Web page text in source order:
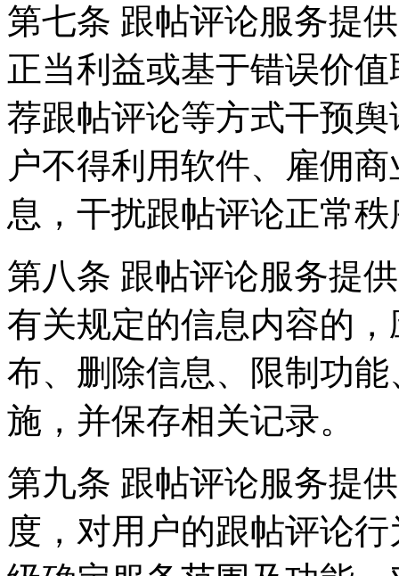
第七条 跟帖评论服务提
正当利益或基于错误价
荐跟帖评论等方式干预
户不得利用软件、雇佣
息，干扰跟帖评论正常
第八条 跟帖评论服务提
有关规定的信息内容的
布、删除信息、限制功
施，并保存相关记录。
第九条 跟帖评论服务提
度，对用户的跟帖评论